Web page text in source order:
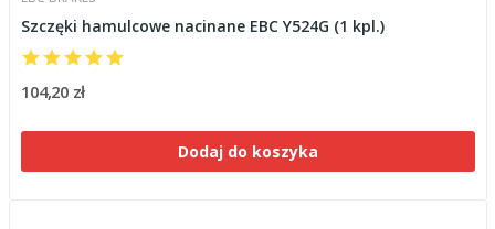
Szczęki hamulcowe nacinane EBC Y524G (1 kpl.)
104,20 zł
Dodaj do koszyka